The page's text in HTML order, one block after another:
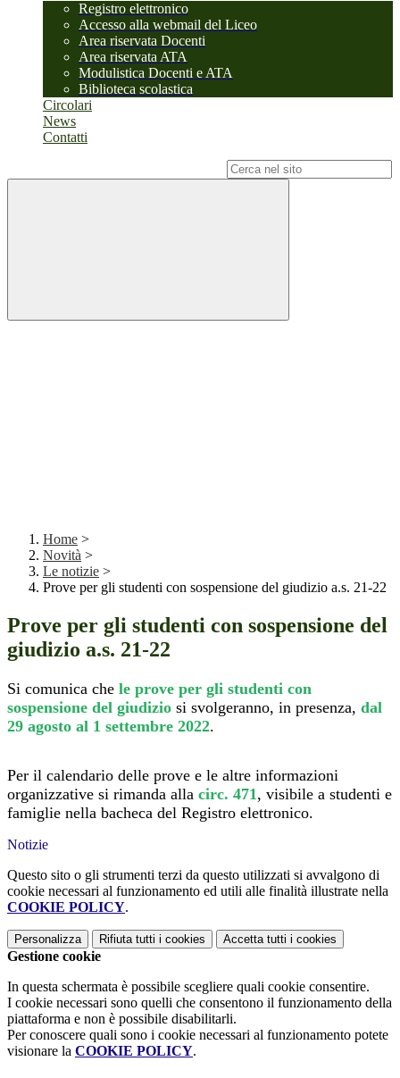
Registro elettronico
Accesso alla webmail del Liceo
Area riservata Docenti
Area riservata ATA
Modulistica Docenti e ATA
Biblioteca scolastica
Circolari
News
Contatti
Home >
Novità >
Le notizie >
Prove per gli studenti con sospensione del giudizio a.s. 21-22
Prove per gli studenti con sospensione del
giudizio a.s. 21-22
Si comunica che le prove per gli studenti con
sospensione del giudizio si svolgeranno, in presenza, dal
29 agosto al 1 settembre 2022.
Per il calendario delle prove e le altre informazioni
organizzative si rimanda alla circ. 471, visibile a studenti e
famiglie nella bacheca del Registro elettronico.
Notizie
Questo sito o gli strumenti terzi da questo utilizzati si avvalgono di
cookie necessari al funzionamento ed utili alle finalità illustrate nella
COOKIE POLICY.
Personalizza Rifiuta tutti i cookies Accetta tutti i cookies
Gestione cookie
In questa schermata è possibile scegliere quali cookie consentire.
I cookie necessari sono quelli che consentono il funzionamento della
piattaforma e non è possibile disabilitarli.
Per conoscere quali sono i cookie necessari al funzionamento potete
visionare la COOKIE POLICY.